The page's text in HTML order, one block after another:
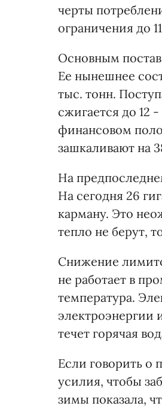
черты
ограничения до
Основным
Ее нынешнее
тыс. тонн.
сжигается до 12
финансовом
зашкаливают на
На
На сегодня 26
карману. Это
тепло не берут,
Снижение
не работает в
температура.
электроэнергии
течет горячая
Если говорить о
усилия, чтобы
зимы показала,